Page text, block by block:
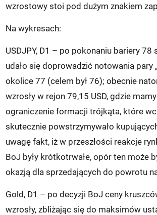
wzrostowy stoi pod dużym znakiem
Na wykresach:
USDJPY, D1 – po pokonaniu bariery 78
udało się doprowadzić notowania pary
okolice 77 (celem był 76); obecnie
wzrosły w rejon 79,15 USD, gdzie
ograniczenie formacji trójkąta, które
skutecznie powstrzymywało
uwagę fakt, iż w przeszłości reakcje
BoJ były krótkotrwałe, opór ten może
okazją dla sprzedających do powrotu
Gold, D1 – po decyzji BoJ ceny
wzrosły, zbliżając się do maksimów